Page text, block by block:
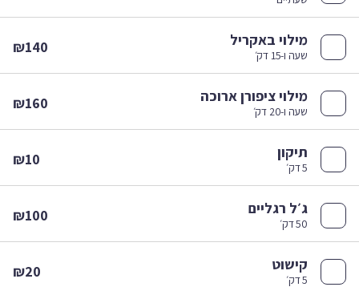
מילוי באקריל
שעה ו-15 דק׳ ₪140
מילוי ציפורן ארוכה
שעה ו-20 דק׳ ₪160
תיקון
5 דק׳ ₪10
ג׳ל רגליים
50 דק׳ ₪100
קישוט
5 דק׳ ₪20